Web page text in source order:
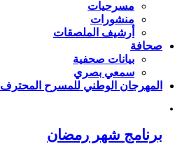
مسرحيات
منشورات
أرشيف الملصقات
صحافة
بيانات صحفية
سمعي بصري
المهرجان الوطني للمسرح المحترف
برنامج شهر رمضان